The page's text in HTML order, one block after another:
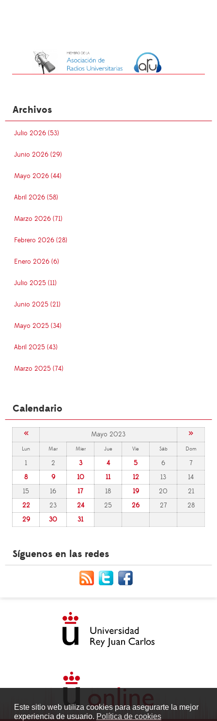
Este sitio web utiliza cookies para asegurarte la mejor
experiencia de usuario. Política de cookies
Archivos
Julio 2026 (53)
Junio 2026 (29)
Mayo 2026 (44)
Abril 2026 (58)
Marzo 2026 (71)
Febrero 2026 (28)
Enero 2026 (6)
Julio 2025 (11)
Junio 2025 (21)
Mayo 2025 (34)
Abril 2025 (43)
Marzo 2025 (74)
Calendario
« Mayo 2023 »
Lun Mar Mier Jue Vie Sáb Dom
1 2 3 4 5 6
7
8
9 10 11 12 13
14
15
16 17 18 19 20
21
22
23 24 25 26 27
28
29
30 31
Síguenos en las redes